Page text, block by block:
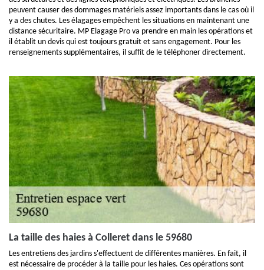
peuvent causer des dommages matériels assez importants dans le cas où il
y a des chutes. Les élagages empêchent les situations en maintenant une
distance sécuritaire. MP Elagage Pro va prendre en main les opérations et
il établit un devis qui est toujours gratuit et sans engagement. Pour les
renseignements supplémentaires, il suffit de le téléphoner directement.
La taille des haies à Colleret dans le 59680
Les entretiens des jardins s'effectuent de différentes manières. En fait, il
est nécessaire de procéder à la taille pour les haies. Ces opérations sont